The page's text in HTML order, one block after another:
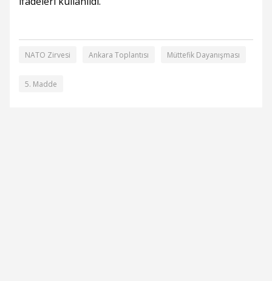
NATO Zirvesi Ankara Toplantısı Müttefik Dayanışması
5. Madde